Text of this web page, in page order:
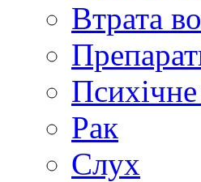
Втрата
Рак
Слух